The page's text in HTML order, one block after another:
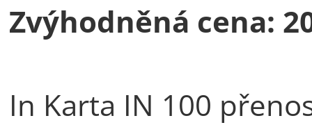
Zvýhodněná cena:
In Karta IN 100